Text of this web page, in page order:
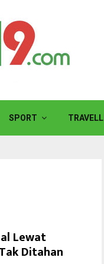
SPORT
Lewat
Ditahan